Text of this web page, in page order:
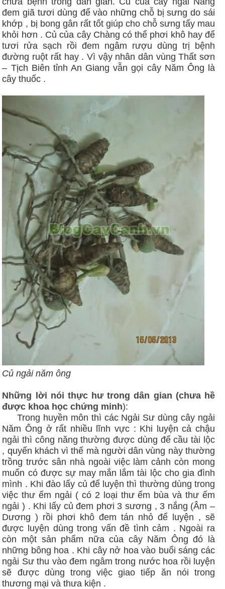
đem giã tươi dùng để vào những chỗ bị sưng do sái
khớp , bị bong gân rất tốt giúp cho chỗ sưng tấy mau
khỏi hơn . Củ của cây Chàng có thể phơi khô hay để
tươi rửa sạch rồi đem ngâm rượu dùng trị bệnh
đường ruột rất hay . Vì vậy nhân dân vùng Thất sơn
– Tịch Biên tỉnh An Giang vẫn gọi cây Năm Ông là
cây thuốc .
Củ ngải năm ông
Những lời nói thực hư trong dân gian (chưa hề
được khoa học chứng minh):
Trong huyền môn thì các Ngải Sư dùng cây ngải
Năm Ông ở rất nhiều lĩnh vực : Khi luyện cả chậu
ngải thì công năng thường được dùng để cầu tài lộc
, quyến khách vì thế mà người dân vùng này thường
trồng trước sân nhà ngoài việc làm cảnh còn mong
muốn có được sự may mắn lắm tài lộc cho gia đình
mình . Khi đào lấy củ để luyện thì thường dùng trong
việc thư ếm ngải ( có 2 loại thư ếm bùa và thư ếm
ngải ) . Khi lấy củ đem phơi 3 sương , 3 nắng (Âm –
Dương ) rồi phơi khô đem tán nhỏ để luyện , sẽ
được luyện dùng trong vấn đề tình cảm . Ngoài ra
còn một sản phẩm nữa của cây Năm Ông đó là
những bông hoa . Khi cây nở hoa vào buổi sáng các
ngải Sư thu vào đem ngâm trong nước hoa rồi luyện
sẽ được dùng trong việc giao tiếp ăn nói trong
thương mại và thưa kiện .